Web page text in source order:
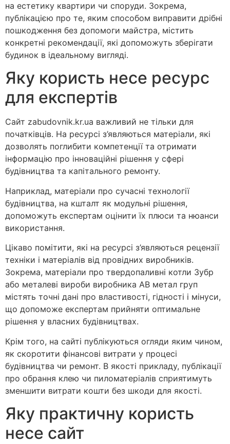
на естетику квартири чи споруди. Зокрема,
публікацією про те, яким способом виправити дрібні
пошкодження без допомоги майстра, містить
конкретні рекомендації, які допоможуть зберігати
будинок в ідеальному вигляді.
Яку користь несе ресурс
для експертів
Сайт zabudovnik.kr.ua важливий не тільки для
початківців. На ресурсі з’являються матеріали, які
дозволять поглибити компетенції та отримати
інформацію про інноваційні рішення у сфері
будівництва та капітального ремонту.
Наприклад, матеріали про сучасні технології
будівництва, на кшталт як модульні рішення,
допоможуть експертам оцінити їх плюси та нюанси
використання.
Цікаво помітити, які на ресурсі з’являються рецензії
техніки і матеріалів від провідних виробників.
Зокрема, матеріали про твердопаливні котли Зубр
або металеві вироби виробника АВ метал груп
містять точні дані про властивості, гідності і мінуси,
що допоможе експертам прийняти оптимальне
рішення у власних будівництвах.
Крім того, на сайті публікуються огляди яким чином,
як скоротити фінансові витрати у процесі
будівництва чи ремонт. В якості прикладу, публікації
про обрання клею чи пиломатеріалів сприятимуть
зменшити витрати кошти без шкоди для якості.
Яку практичну користь
несе сайт